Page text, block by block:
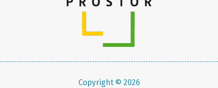
Copyright © 2026